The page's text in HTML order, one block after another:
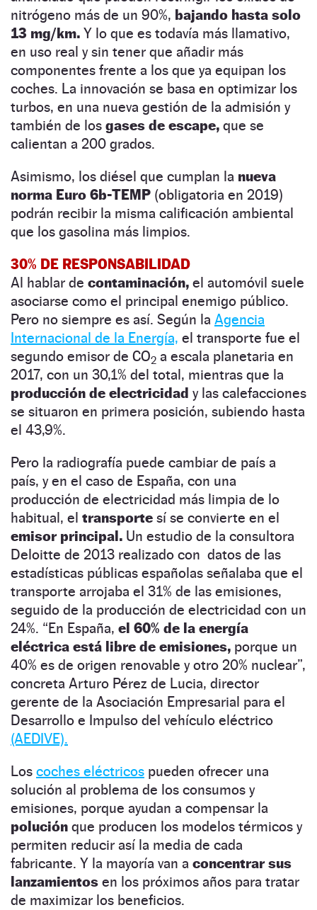
nitrógeno más de un 90%, bajando hasta solo
13 ­­mg/­km. Y lo que es todavía más llamativo,
en uso real y sin tener que añadir más
componentes frente a los que ya equipan los
coches. La innovación se basa en optimizar los
turbos, en una nueva gestión de la admisión y
también de los gases de escape, que se
calientan a 200 grados.
Asimismo, los diésel que cumplan la nueva
norma Euro 6b-TEMP (obligatoria en 2019)
podrán recibir la misma calificación ambiental
que los gasolina más limpios.
30% DE RESPONSABILIDAD
Al hablar de contaminación, el automóvil suele
asociarse como el principal enemigo público.
Pero no siempre es así. Según la Agencia
Internacional de la Energía, el transporte fue el
segundo emisor de CO2 a escala planetaria en
2017, con un 30,1% del total, mientras que la
producción de electricidad y las calefacciones
se situaron en primera posición, subiendo hasta
el 43,9%.
Pero la radiografía puede cambiar de país a
país, y en el caso de España, con una
producción de electricidad más limpia de lo
habitual, el transporte sí se convierte en el
emisor principal. Un estudio de la consultora
Deloitte de 2013 realizado con datos de las
estadísticas públicas españolas señalaba que el
transporte arrojaba el 31% de las emisiones,
seguido de la producción de electricidad con un
24%. “En España, el 60% de la energía
eléctrica está libre de emisiones, porque un
40% es de origen renovable y otro 20% nuclear”,
concreta Arturo Pérez de Lucia, director
gerente de la Asociación Empresarial para el
Desarrollo e Impulso del vehículo eléctrico
(AEDIVE).
Los coches eléctricos pueden ofrecer una
solución al problema de los consumos y
emisiones, porque ayudan a compensar la
polución que producen los modelos térmicos y
permiten reducir así la media de cada
fabricante. Y la mayoría van a concentrar sus
lanzamientos en los próximos años para tratar
de maximizar los beneficios.